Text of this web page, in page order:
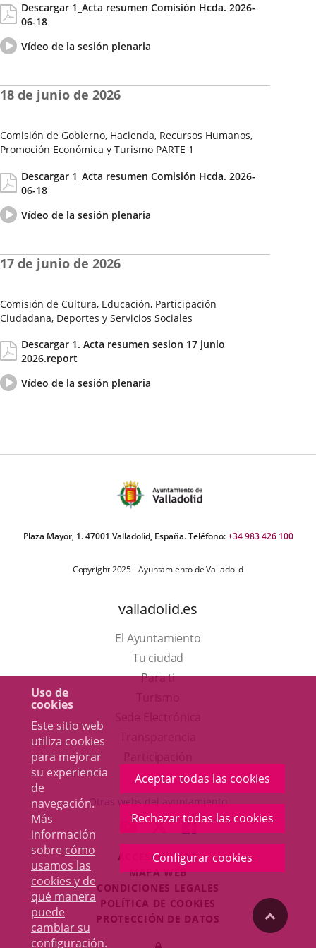
Uso de
cookies
Este sitio web
utiliza cookies
para mejorar
su experiencia
de
navegación.
Más
información
sobre cómo
usamos las
cookies y de
qué manera
puede
cambiar su
configuración.
Aceptar todas las cookies
Rechazar todas las cookies
Configurar cookies
de
la
Sesión
Descargar 1_Acta resumen Comisión Hcda. 2026-
06-18
Vídeo
del
Vídeo de la sesión plenaria
aplicación
Comisión de Gobierno, Hacienda, Recursos Humanos,
Promoción Económica y Turismo PARTE 1
de
la
Sesión
18 de junio de 2026
Descargar 1_Acta resumen Comisión Hcda. 2026-
06-18
Vídeo
del
Vídeo de la sesión plenaria
aplicación
Comisión de Cultura, Educación, Participación
Ciudadana, Deportes y Servicios Sociales
de
la
Sesión
17 de junio de 2026
Descargar 1. Acta resumen sesion 17 junio
2026.report
Vídeo
del
Vídeo de la sesión plenaria
Plaza Mayor, 1. 47001 Valladolid, España. Teléfono:+34 983 426 100
Copyright 2025 - Ayuntamiento de Valladolid
valladolid.es
El Ayuntamiento
Tu ciudad
Para ti
en
una
ventana
nueva.
aplicación
externa.
Otras webs del ayuntamiento
ENLACE
A
UNA
APLICACIÓN
EXTERNA.
ENLACE
A
UNA
APLICACIÓN
EXTERNA.
ENLACE
A
UNA
EXTERNA.
ACCESIBILIDAD
MAPA WEB
CONDICIONES LEGALES
POLÍTICA DE COOKIES
PROTECCIÓN DE DATOS
Iniciar
"Volver